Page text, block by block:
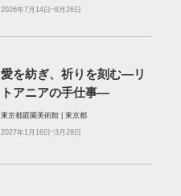
2026年7月14日~8月26日
愛を紡ぎ、祈りを刻む―リ
トアニアの手仕事―
東京都庭園美術館 | 東京都
2027年1月16日~3月28日